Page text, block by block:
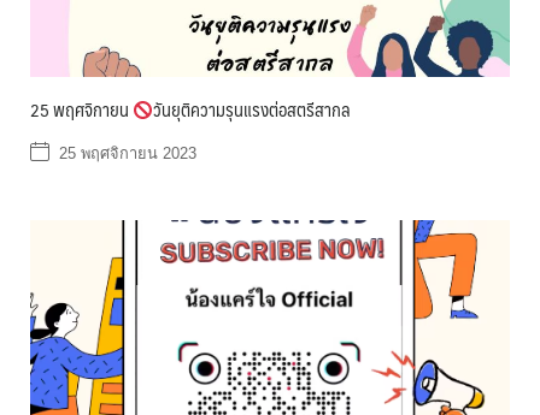
25 พฤศจิกายน วันยุติความรุนแรงต่อสตรีสากล
25 พฤศจิกายน 2023